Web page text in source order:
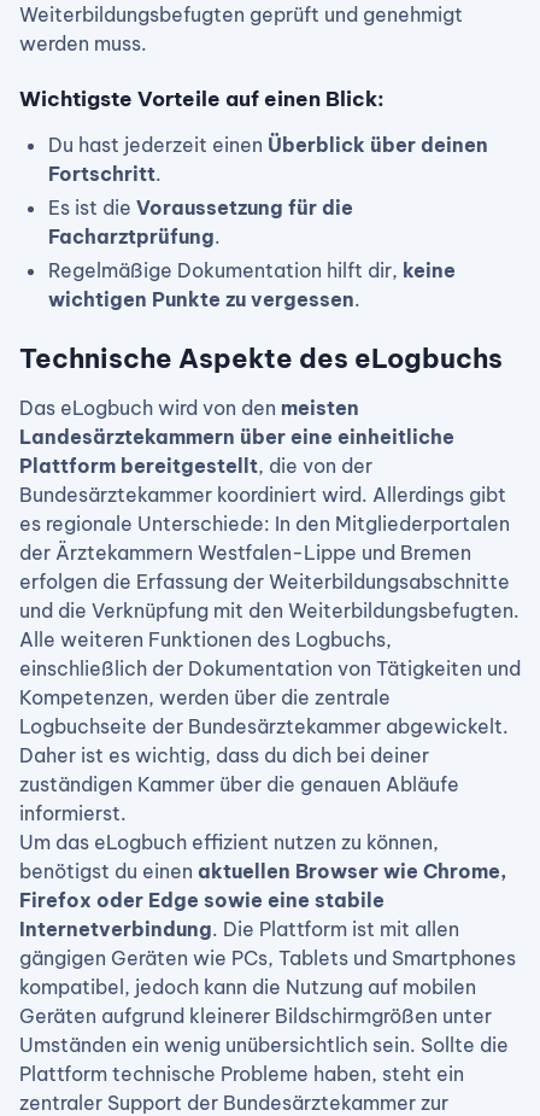
Weiterbildungsbefugten geprüft und genehmigt
werden muss.
Wichtigste Vorteile auf einen Blick:
Du hast jederzeit einen Überblick über deinen
Fortschritt.
Es ist die Voraussetzung für die
Facharztprüfung.
Regelmäßige Dokumentation hilft dir, keine
wichtigen Punkte zu vergessen.
Technische Aspekte des eLogbuchs
Das eLogbuch wird von den meisten
Landesärztekammern über eine einheitliche
Plattform bereitgestellt, die von der
Bundesärztekammer koordiniert wird. Allerdings gibt
es regionale Unterschiede: In den Mitgliederportalen
der Ärztekammern Westfalen-Lippe und Bremen
erfolgen die Erfassung der Weiterbildungsabschnitte
und die Verknüpfung mit den Weiterbildungsbefugten.
Alle weiteren Funktionen des Logbuchs,
einschließlich der Dokumentation von Tätigkeiten und
Kompetenzen, werden über die zentrale
Logbuchseite der Bundesärztekammer abgewickelt.
Daher ist es wichtig, dass du dich bei deiner
zuständigen Kammer über die genauen Abläufe
informierst.
Um das eLogbuch effizient nutzen zu können,
benötigst du einen aktuellen Browser wie Chrome,
Firefox oder Edge sowie eine stabile
Internetverbindung. Die Plattform ist mit allen
gängigen Geräten wie PCs, Tablets und Smartphones
kompatibel, jedoch kann die Nutzung auf mobilen
Geräten aufgrund kleinerer Bildschirmgrößen unter
Umständen ein wenig unübersichtlich sein. Sollte die
Plattform technische Probleme haben, steht ein
zentraler Support der Bundesärztekammer zur